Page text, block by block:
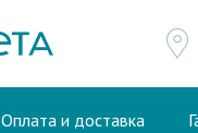
Оплата и доставка